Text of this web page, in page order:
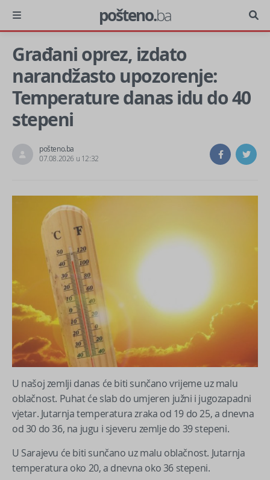
pošteno.ba
Građani oprez, izdato
narandžasto upozorenje:
Temperature danas idu do 40
stepeni
pošteno.ba
07.08.2026 u 12:32
U našoj zemlji danas će biti sunčano vrijeme uz malu
oblačnost. Puhat će slab do umjeren južni i jugozapadni
vjetar. Jutarnja temperatura zraka od 19 do 25, a dnevna
od 30 do 36, na jugu i sjeveru zemlje do 39 stepeni.
U Sarajevu će biti sunčano uz malu oblačnost. Jutarnja
temperatura oko 20, a dnevna oko 36 stepeni.